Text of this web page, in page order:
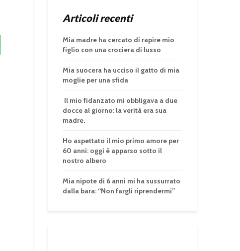
Articoli recenti
Mia madre ha cercato di rapire mio
figlio con una crociera di lusso
Mia suocera ha ucciso il gatto di mia
moglie per una sfida
Il mio fidanzato mi obbligava a due
docce al giorno: la verità era sua
madre.
Ho aspettato il mio primo amore per
60 anni: oggi è apparso sotto il
nostro albero
Mia nipote di 6 anni mi ha sussurrato
dalla bara: “Non fargli riprendermi”